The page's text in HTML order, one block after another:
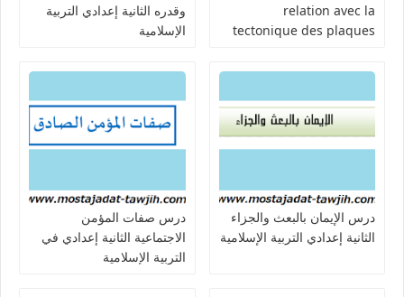
relation avec la
tectonique des plaques
وقدره الثانية إعدادي التربية
الإسلامية
درس الإيمان بالبعث والجزاء
الثانية إعدادي التربية الإسلامية
درس صفات المؤمن
الاجتماعية الثانية إعدادي في
التربية الإسلامية